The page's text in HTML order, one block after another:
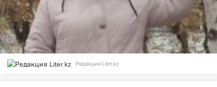
Редакция Liter.kz